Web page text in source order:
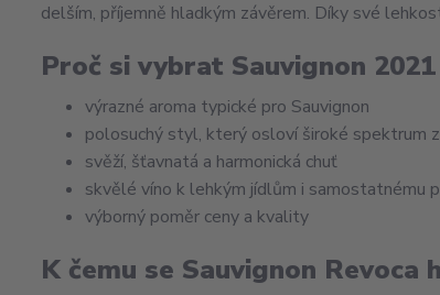
delším, příjemně hladkým závěrem. Díky své
Proč si vybrat Sauvignon
výrazné aroma typické pro Sauvignon
polosuchý styl, který osloví široké spektrum
svěží, šťavnatá a harmonická chuť
skvělé víno k lehkým jídlům i samostatnému
výborný poměr ceny a kvality
K čemu se Sauvignon Revoca